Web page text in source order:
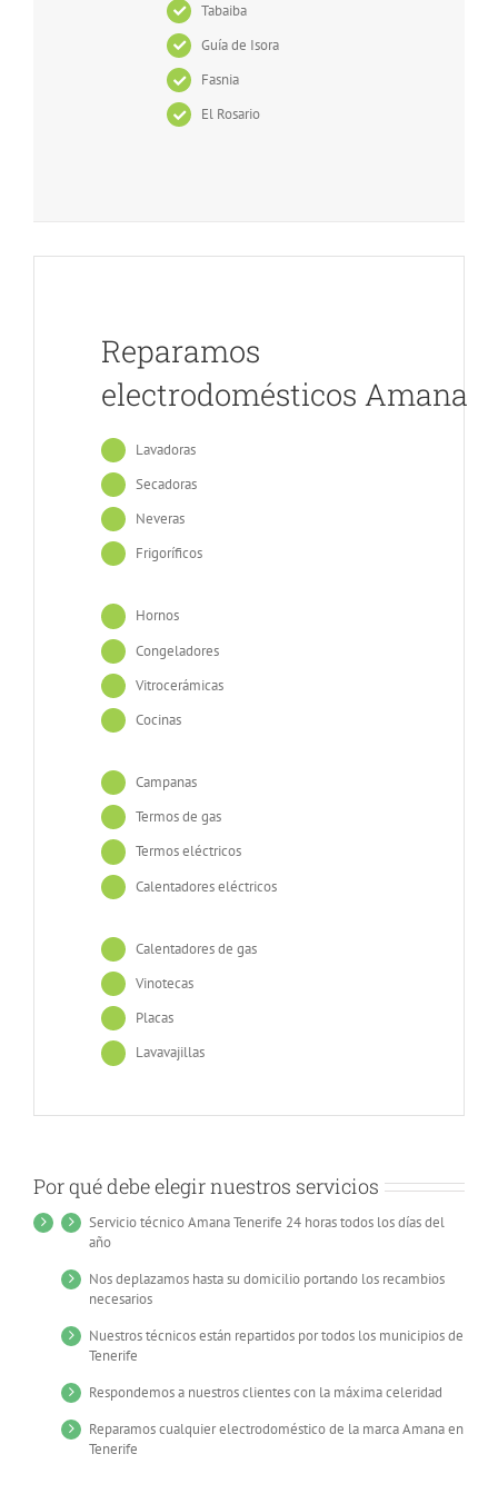
Tabaiba
Guía de Isora
Fasnia
El Rosario
Reparamos
electrodomésticos Amana
Lavadoras
Secadoras
Neveras
Frigoríficos
Hornos
Congeladores
Vitrocerámicas
Cocinas
Campanas
Termos de gas
Termos eléctricos
Calentadores eléctricos
Calentadores de gas
Vinotecas
Placas
Lavavajillas
Por qué debe elegir nuestros servicios
Servicio técnico Amana Tenerife 24 horas todos los días del
año
Nos deplazamos hasta su domicilio portando los recambios
necesarios
Nuestros técnicos están repartidos por todos los municipios de
Tenerife
Respondemos a nuestros clientes con la máxima celeridad
Reparamos cualquier electrodoméstico de la marca Amana en
Tenerife